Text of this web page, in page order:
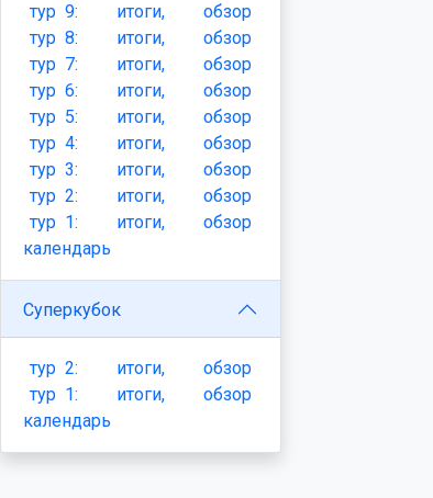
тур9: итоги,
обзор
тур8: итоги,
обзор
тур7: итоги,
обзор
тур6: итоги,
обзор
тур5: итоги,
обзор
тур4: итоги,
обзор
тур3: итоги,
обзор
тур2: итоги,
обзор
тур1: итоги,
обзор
календарь
Суперкубок
тур2: итоги,
обзор
тур1: итоги,
обзор
календарь